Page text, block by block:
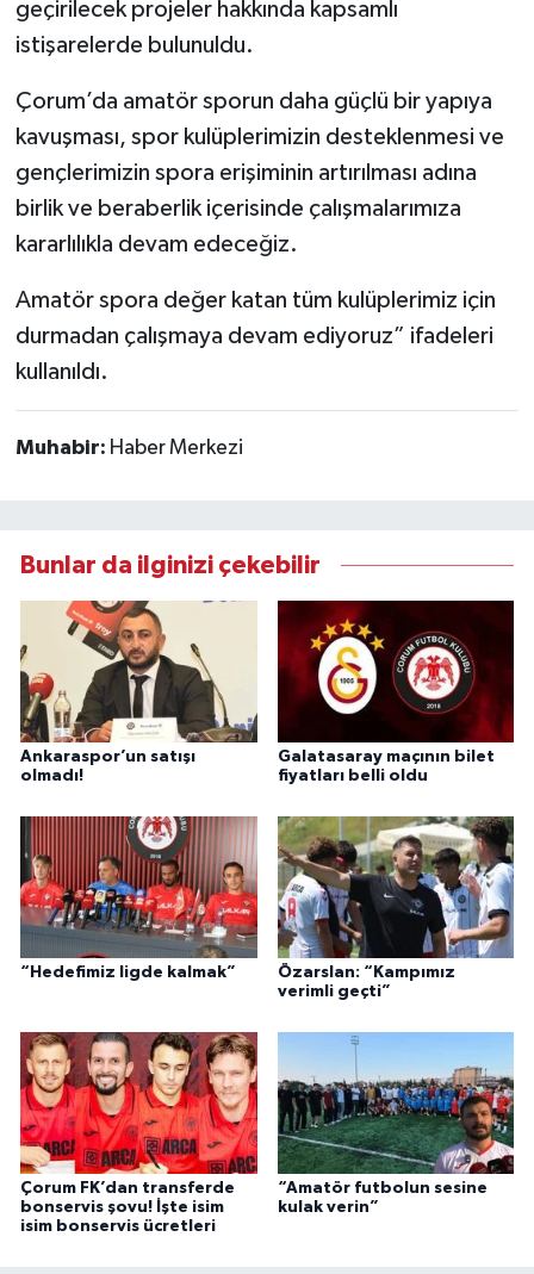
geçirilecek projeler hakkında kapsamlı
istişarelerde bulunuldu.
Çorum’da amatör sporun daha güçlü bir yapıya
kavuşması, spor kulüplerimizin desteklenmesi ve
gençlerimizin spora erişiminin artırılması adına
birlik ve beraberlik içerisinde çalışmalarımıza
kararlılıkla devam edeceğiz.
Amatör spora değer katan tüm kulüplerimiz için
durmadan çalışmaya devam ediyoruz” ifadeleri
kullanıldı.
Muhabir: Haber Merkezi
Bunlar da ilginizi çekebilir
Ankaraspor’un satışı
olmadı!
Galatasaray maçının bilet
fiyatları belli oldu
“Hedefimiz ligde kalmak”
Özarslan: “Kampımız
verimli geçti”
Çorum FK’dan transferde
bonservis şovu! İşte isim
isim bonservis ücretleri
“Amatör futbolun sesine
kulak verin”